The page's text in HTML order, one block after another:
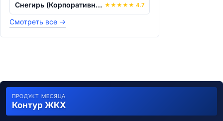
Снегирь (Корпоративный портал) ★ ★ ★ ★ ★ 4.7
Смотреть все →
ПРОДУКТ МЕСЯЦА
Контур ЖКХ